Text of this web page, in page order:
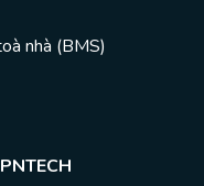
nhà (BMS)